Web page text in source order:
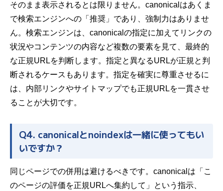
そのまま表示されるとは限りません。canonicalはあくま
で検索エンジンへの「推奨」であり、強制力はありませ
ん。検索エンジンは、canonicalの指定に加えてリンクの
状況やコンテンツの内容など複数の要素を見て、最終的
な正規URLを判断します。指定と異なるURLが正規と判
断されるケースもあります。指定を確実に尊重させるに
は、内部リンクやサイトマップでも正規URLを一貫させ
ることが大切です。
Q4. canonicalとnoindexは一緒に使ってもい
いですか？
同じページでの併用は避けるべきです。canonicalは「こ
のページの評価を正規URLへ集約して」という指示、